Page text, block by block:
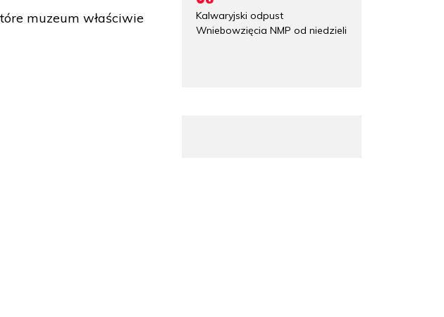
muzeum właściwie
Kalwaryjski odpust
Wniebowzięcia NMP od niedzieli